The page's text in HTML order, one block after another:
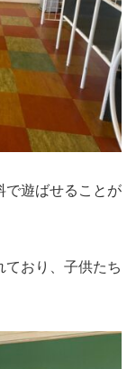
で遊ばせることが
ており、子供たち